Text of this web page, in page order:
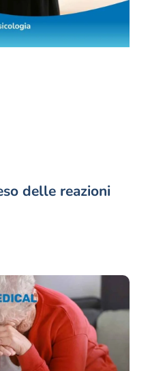
delle reazioni